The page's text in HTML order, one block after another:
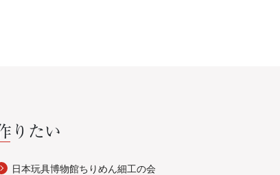
りたい
日本玩具博物館ちりめん細工の会